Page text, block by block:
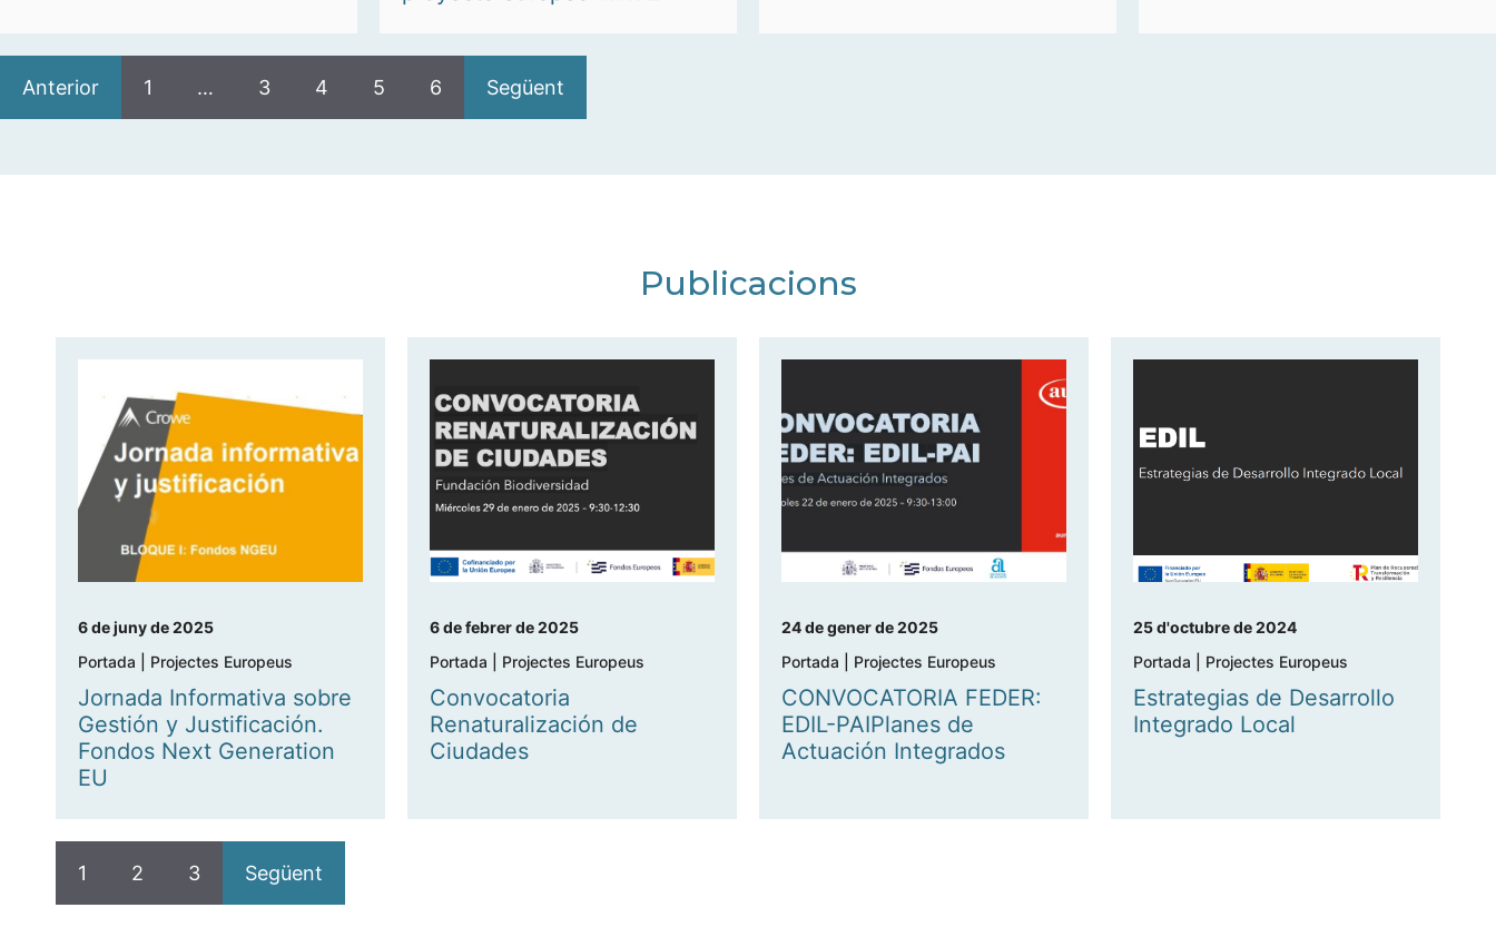
Anterior 1 … 3 4 5 6 Següent
Publicacions
6 de juny de 2025
Portada
Projectes Europeus
Jornada Informativa sobre
Gestión y Justificación.
Fondos Next Generation
EU
6 de febrer de 2025
Portada
Projectes Europeus
Convocatoria
Renaturalización de
Ciudades
24 de gener de 2025
Portada
Projectes Europeus
CONVOCATORIA FEDER:
EDIL-PAIPlanes de
Actuación Integrados
25 d'octubre de 2024
Portada
Projectes Europeus
Estrategias de Desarrollo
Integrado Local
1 2 3 Següent